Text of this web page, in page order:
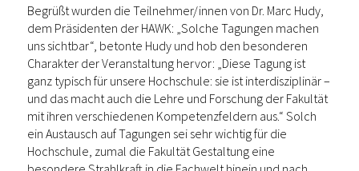
Begrüßt wurden die Teilnehmer/innen von Dr. Marc Hudy,
dem Präsidenten der HAWK: „Solche Tagungen machen
uns sichtbar“, betonte Hudy und hob den besonderen
Charakter der Veranstaltung hervor: „Diese Tagung ist
ganz typisch für unsere Hochschule: sie ist interdisziplinär –
und das macht auch die Lehre und Forschung der Fakultät
mit ihren verschiedenen Kompetenzfeldern aus.“ Solch
ein Austausch auf Tagungen sei sehr wichtig für die
Hochschule, zumal die Fakultät Gestaltung eine